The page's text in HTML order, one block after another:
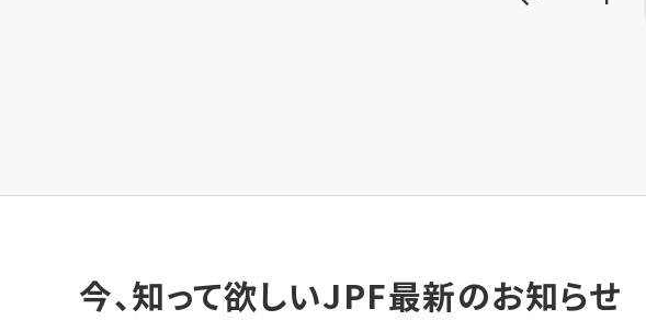
今、知って欲しいJPF最新のお知らせ